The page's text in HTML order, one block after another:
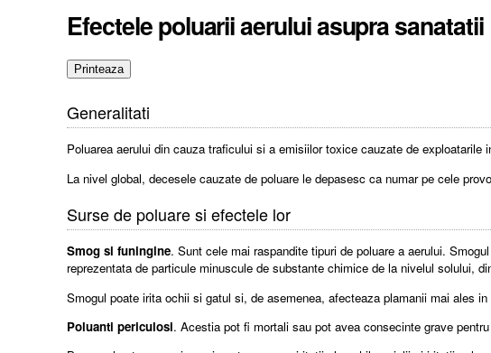
Efectele poluarii aerului asupra sanatatii
Generalitati
Poluarea aerului din cauza traficului si a emisiilor toxice cauzate de
La nivel global, decesele cauzate de poluare le depasesc ca numar pe cele
Surse de poluare si efectele lor
Smog si funingine. Sunt cele mai raspandite tipuri de poluare a aerului.
reprezentata de particule minuscule de substante chimice de la nivelul solului,
Smogul poate irita ochii si gatul si, de asemenea, afecteaza plamanii mai ales
Poluanti periculosi. Acestia pot fi mortali sau pot avea consecinte grave